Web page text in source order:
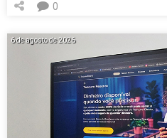
0
6 de agosto de 2026